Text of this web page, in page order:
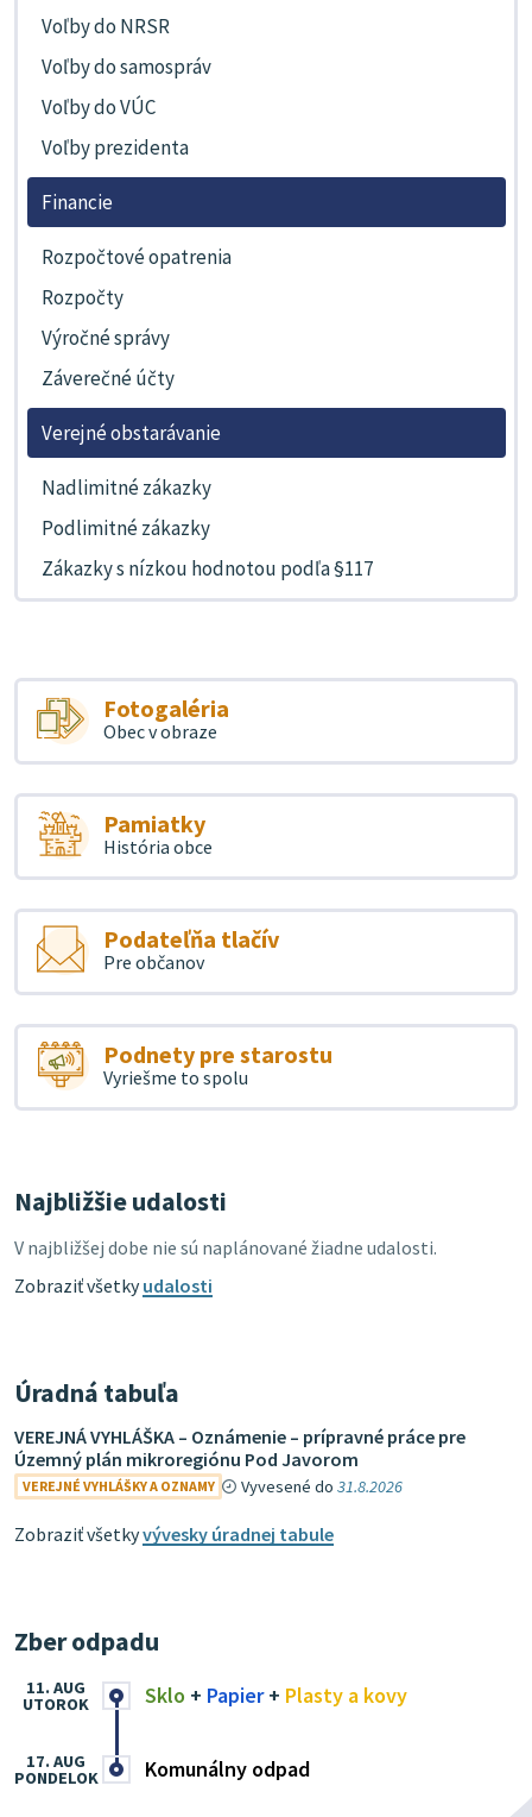
Voľby do NRSR
Voľby do samospráv
Voľby do VÚC
Voľby prezidenta
Financie
Rozpočtové opatrenia
Rozpočty
Výročné správy
Záverečné účty
Verejné obstarávanie
Nadlimitné zákazky
Podlimitné zákazky
Zákazky s nízkou hodnotou podľa §117
Fotogaléria
Obec v obraze
Pamiatky
História obce
Podateľňa tlačív
Pre občanov
Podnety pre starostu
Vyriešme to spolu
Najbližšie udalosti
V najbližšej dobe nie sú naplánované žiadne udalosti.
Zobraziť všetkyudalosti
Úradná tabuľa
VEREJNÁ VYHLÁŠKA – Oznámenie – prípravné práce pre
Územný plán mikroregiónu Pod Javorom
VEREJNÉ VYHLÁŠKY A OZNAMY Vyvesené do31.8.2026
Zobraziť všetkyvývesky úradnej tabule
Zber odpadu
Sklo + Papier+ Plasty a kovy
11. AUG
UTOROK
Komunálny odpad
17. AUG
PONDELOK